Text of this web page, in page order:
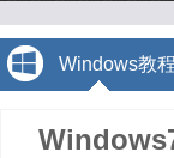
Windows教